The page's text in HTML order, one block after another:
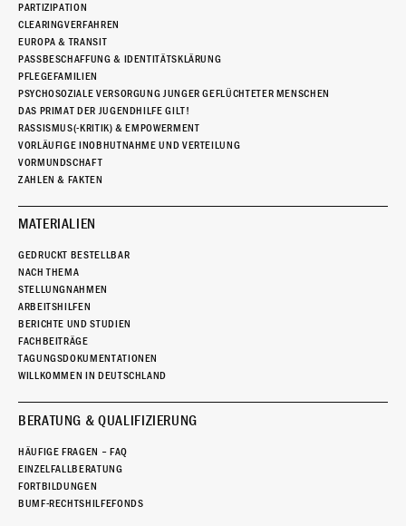
PARTIZIPATION
CLEARINGVERFAHREN
EUROPA & TRANSIT
PASSBESCHAFFUNG & IDENTITÄTSKLÄRUNG
PFLEGEFAMILIEN
PSYCHOSOZIALE VERSORGUNG JUNGER GEFLÜCHTETER MENSCHEN
DAS PRIMAT DER JUGENDHILFE GILT!
RASSISMUS(-KRITIK) & EMPOWERMENT
VORLÄUFIGE INOBHUTNAHME UND VERTEILUNG
VORMUNDSCHAFT
ZAHLEN & FAKTEN
MATERIALIEN
GEDRUCKT BESTELLBAR
NACH THEMA
STELLUNGNAHMEN
ARBEITSHILFEN
BERICHTE UND STUDIEN
FACHBEITRÄGE
TAGUNGSDOKUMENTATIONEN
WILLKOMMEN IN DEUTSCHLAND
BERATUNG & QUALIFIZIERUNG
HÄUFIGE FRAGEN – FAQ
EINZELFALLBERATUNG
FORTBILDUNGEN
BUMF-RECHTSHILFEFONDS